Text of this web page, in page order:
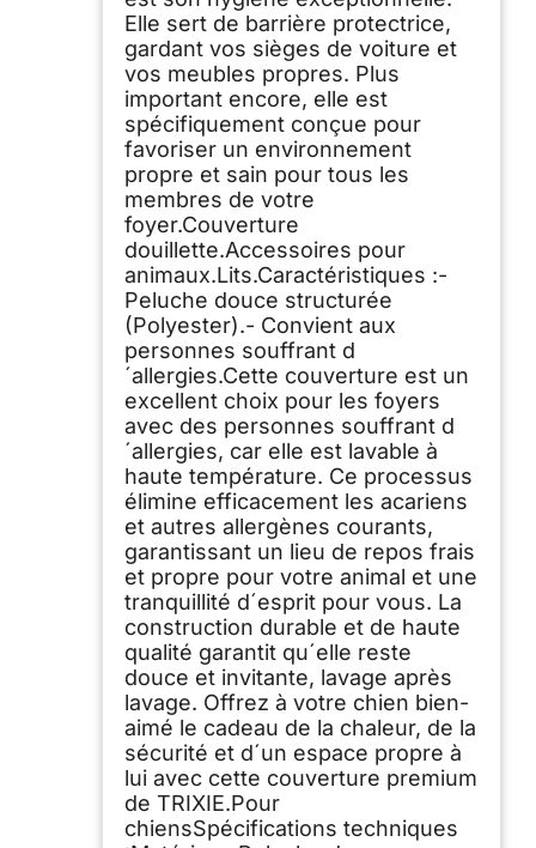
Elle sert de barrière protectrice,
gardant vos sièges de voiture et
vos meubles propres. Plus
important encore, elle est
spécifiquement conçue pour
favoriser un environnement
propre et sain pour tous les
membres de votre
foyer.Couverture
douillette.Accessoires pour
animaux.Lits.Caractéristiques :-
Peluche douce structurée
(Polyester).- Convient aux
personnes souffrant d
´allergies.Cette couverture est un
excellent choix pour les foyers
avec des personnes souffrant d
´allergies, car elle est lavable à
haute température. Ce processus
élimine efficacement les acariens
et autres allergènes courants,
garantissant un lieu de repos frais
et propre pour votre animal et une
tranquillité d´esprit pour vous. La
construction durable et de haute
qualité garantit qu´elle reste
douce et invitante, lavage après
lavage. Offrez à votre chien bien-
aimé le cadeau de la chaleur, de la
sécurité et d´un espace propre à
lui avec cette couverture premium
de TRIXIE.Pour
chiensSpécifications techniques